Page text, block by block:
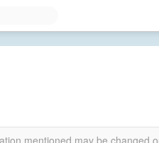
mentioned may be changed